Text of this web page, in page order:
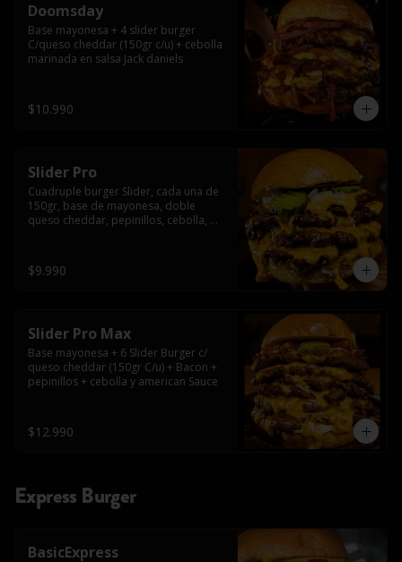
Doomsday
Base mayonesa + 4 slider burger
C/queso cheddar (150gr c/u) + cebolla
marinada en salsa Jack daniels
$10.990
Slider Pro
Cuadruple burger Slider, cada una de
150gr, base de mayonesa, doble
queso cheddar, pepinillos, cebolla,
$9.990
Slider Pro Max
Base mayonesa + 6 Slider Burger c/
queso cheddar (150gr C/u) + Bacon +
pepinillos + cebolla y american Sauce
$12.990
Express Burger
BasicExpress